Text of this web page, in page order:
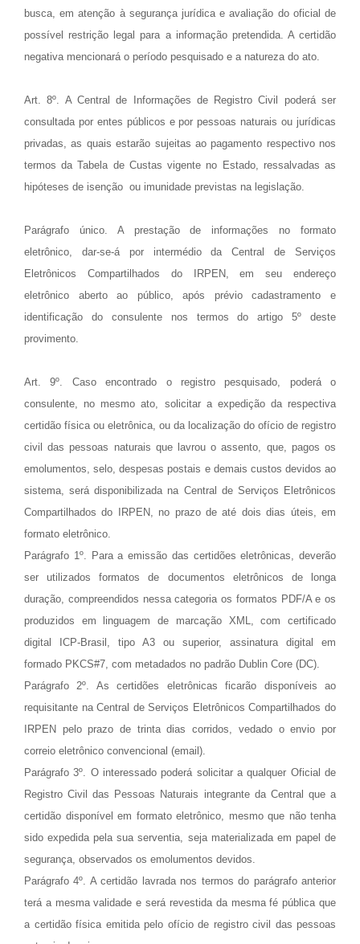
busca, em atenção à segurança jurídica e avaliação do oficial de
possível restrição legal para a informação pretendida. A certidão
negativa mencionará o período pesquisado e a natureza do ato.
Art. 8º. A Central de Informações de Registro Civil poderá ser
consultada por entes públicos e por pessoas naturais ou jurídicas
privadas, as quais estarão sujeitas ao pagamento respectivo nos
termos da Tabela de Custas vigente no Estado, ressalvadas as
hipóteses de isenção ou imunidade previstas na legislação.
Parágrafo único. A prestação de informações no formato
eletrônico, dar-se-á por intermédio da Central de Serviços
Eletrônicos Compartilhados do IRPEN, em seu endereço
eletrônico aberto ao público, após prévio cadastramento e
identificação do consulente nos termos do artigo 5º deste
provimento.
Art. 9º. Caso encontrado o registro pesquisado, poderá o
consulente, no mesmo ato, solicitar a expedição da respectiva
certidão física ou eletrônica, ou da localização do ofício de registro
civil das pessoas naturais que lavrou o assento, que, pagos os
emolumentos, selo, despesas postais e demais custos devidos ao
sistema, será disponibilizada na Central de Serviços Eletrônicos
Compartilhados do IRPEN, no prazo de até dois dias úteis, em
formato eletrônico.
Parágrafo 1º. Para a emissão das certidões eletrônicas, deverão
ser utilizados formatos de documentos eletrônicos de longa
duração, compreendidos nessa categoria os formatos PDF/A e os
produzidos em linguagem de marcação XML, com certificado
digital ICP-Brasil, tipo A3 ou superior, assinatura digital em
formado PKCS#7, com metadados no padrão Dublin Core (DC).
Parágrafo 2º. As certidões eletrônicas ficarão disponíveis ao
requisitante na Central de Serviços Eletrônicos Compartilhados do
IRPEN pelo prazo de trinta dias corridos, vedado o envio por
correio eletrônico convencional (email).
Parágrafo 3º. O interessado poderá solicitar a qualquer Oficial de
Registro Civil das Pessoas Naturais integrante da Central que a
certidão disponível em formato eletrônico, mesmo que não tenha
sido expedida pela sua serventia, seja materializada em papel de
segurança, observados os emolumentos devidos.
Parágrafo 4º. A certidão lavrada nos termos do parágrafo anterior
terá a mesma validade e será revestida da mesma fé pública que
a certidão física emitida pelo ofício de registro civil das pessoas